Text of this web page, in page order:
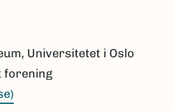
Universitetet i Oslo
forening